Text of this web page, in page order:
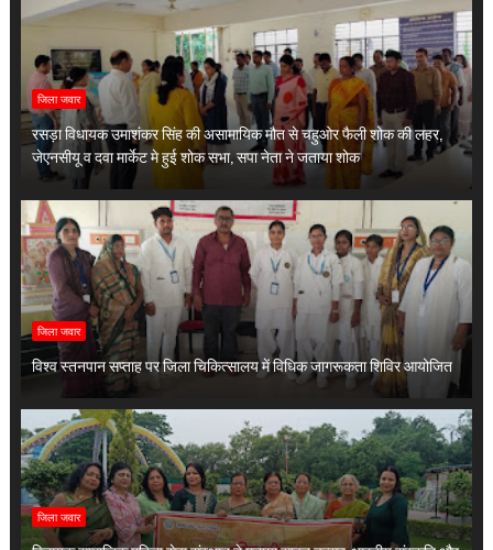
जिला जवार
रसड़ा विधायक उमाशंकर सिंह की असामायिक मौत से चहुओर फैली शोक की लहर,
जेएनसीयू व दवा मार्केट मे हुई शोक सभा, सपा नेता ने जताया शोक
जिला जवार
विश्व स्तनपान सप्ताह पर जिला चिकित्सालय में विधिक जागरूकता शिविर आयोजित
जिला जवार